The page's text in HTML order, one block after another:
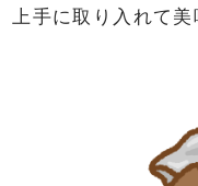
上手に取り入れて美